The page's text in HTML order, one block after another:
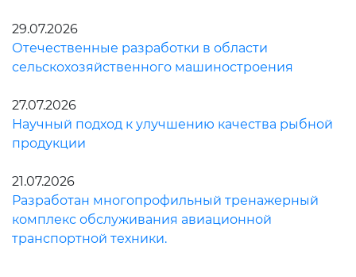
29.07.2026
Отечественные разработки в области
сельскохозяйственного машиностроения
27.07.2026
Научный подход к улучшению качества рыбной
продукции
21.07.2026
Разработан многопрофильный тренажерный
комплекс обслуживания авиационной
транспортной техники.